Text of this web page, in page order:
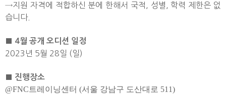
→지원 자격에 적합하신 분에 한해서 국적, 성별, 학력 제한은 없
습니다.
■ 4월 공개 오디션 일정
2023년 5월 28일 (일)
■ 진행장소
@FNC트레이닝센터 (서울 강남구 도산대로 511)